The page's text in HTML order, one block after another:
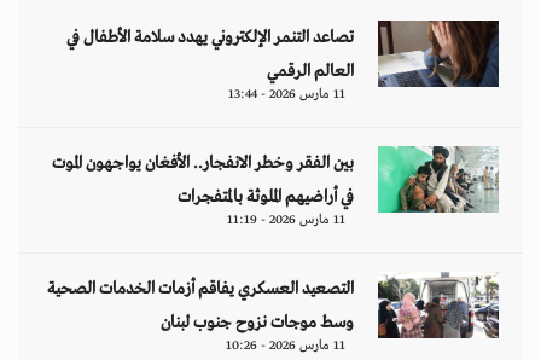
تصاعد التنمر الإلكتروني يهدد سلامة الأطفال في
العالم الرقمي
11 مارس 2026 - 13:44
بين الفقر وخطر الانفجار.. الأفغان يواجهون الموت
في أراضيهم الملوثة بالمتفجرات
11 مارس 2026 - 11:19
التصعيد العسكري يفاقم أزمات الخدمات الصحية
وسط موجات نزوح جنوب لبنان
11 مارس 2026 - 10:26